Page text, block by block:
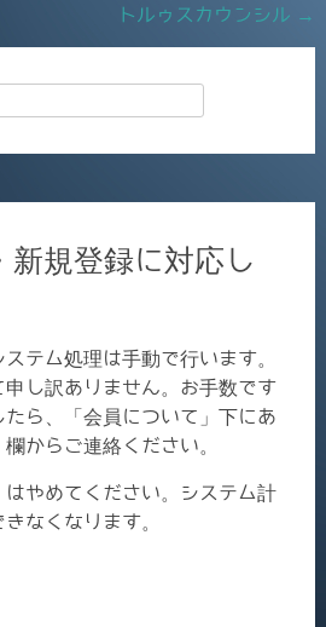
トルゥスカウンシル →
新規登録に対応し
テム処理は手動で行います。
申し訳ありません。お手数です
ら、「会員について」下にあ
からご連絡ください。
はやめてください。システム計
なくなります。